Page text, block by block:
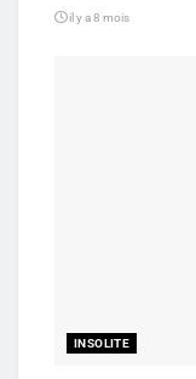
il y a 8 mois
INSOLITE